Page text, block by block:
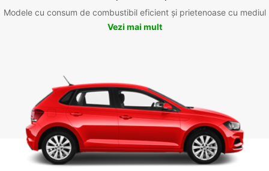
Modele cu consum de combustibil eficient și prietenoase cu mediul
Vezi mai mult